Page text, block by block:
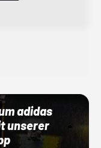
adidas
unserer